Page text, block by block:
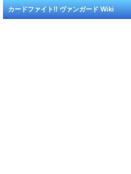
カードファイト!! ヴァンガード Wiki